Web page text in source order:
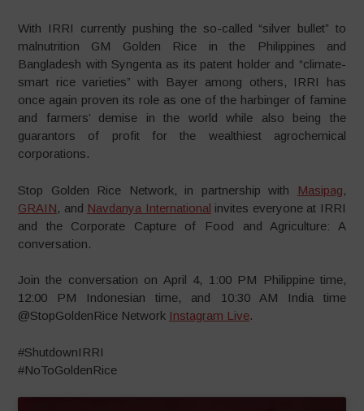
With IRRI currently pushing the so-called “silver bullet” to
malnutrition GM Golden Rice in the Philippines and
Bangladesh with Syngenta as its patent holder and “climate-
smart rice varieties” with Bayer among others, IRRI has
once again proven its role as one of the harbinger of famine
and farmers’ demise in the world while also being the
guarantors of profit for the wealthiest agrochemical
corporations.
Stop Golden Rice Network, in partnership with Masipag,
GRAIN, and Navdanya International invites everyone at IRRI
and the Corporate Capture of Food and Agriculture: A
conversation.
Join the conversation on April 4, 1:00 PM Philippine time,
12:00 PM Indonesian time, and 10:30 AM India time
@StopGoldenRice Network Instagram Live.
#ShutdownIRRI
#NoToGoldenRice